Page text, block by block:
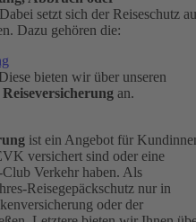
setzt sich der Reiseschutz
Dazu gehören die:
Diese bieten wir über unseren
an.
ist ein Angebot für
versichert sind oder eine
Verkehr haben. Als
Reisegepäckschutz nur in
oder der